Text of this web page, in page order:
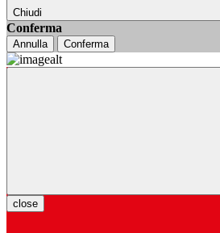
Chiudi
Conferma
Annulla Conferma
close